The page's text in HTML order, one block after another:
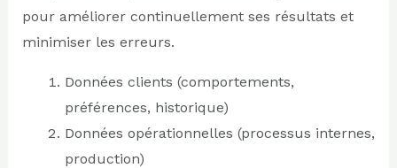
pour améliorer continuellement ses résultats et
minimiser les erreurs.
Données clients (comportements,
préférences, historique)
Données opérationnelles (processus internes,
production)